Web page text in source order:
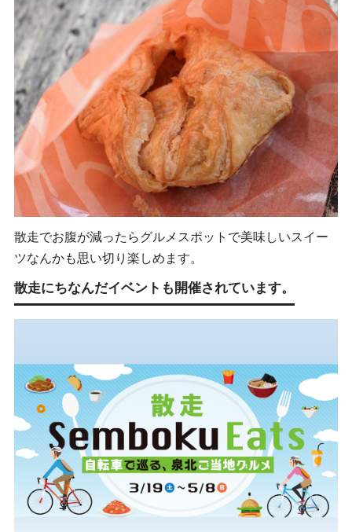
散走でお腹が減ったらグルメスポットで美味しいスイー
ツなんかも思い切り楽しめます。
散走にちなんだイベントも開催されています。